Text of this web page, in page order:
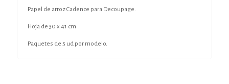
Papel de arroz Cadence para Decoupage.
Hoja de 30 x 41 cm .
Paquetes de 5 ud por modelo.